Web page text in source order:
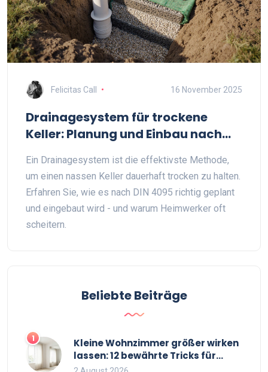
Felicitas Call 16 November 2025
Drainagesystem für trockene
Keller: Planung und Einbau nach
Ein Drainagesystem ist die effektivste Methode,
um einen nassen Keller dauerhaft trocken zu halten.
Erfahren Sie, wie es nach DIN 4095 richtig geplant
und eingebaut wird - und warum Heimwerker oft
scheitern.
Beliebte Beiträge
1
Kleine Wohnzimmer größer wirken
lassen: 12 bewährte Tricks für
mehr Raumgefühl